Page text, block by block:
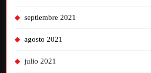
septiembre 2021
agosto 2021
julio 2021